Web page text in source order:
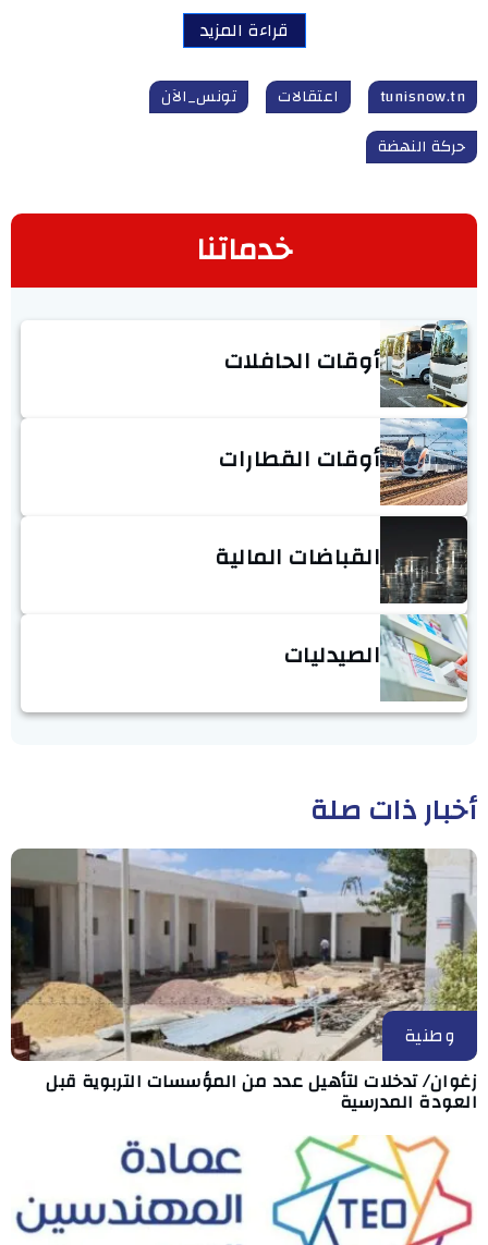
قراءة المزيد
tunisnow.tn اعتقالات
تونس_الآن
حركة النهضة
خدماتنا
أوقات الحافلات
أوقات القطارات
القباضات المالية
الصيدليات
أخبار ذات صلة
وطنية
زغوان/ تدخلات لتأهيل عدد من المؤسسات التربوية قبل
العودة المدرسية